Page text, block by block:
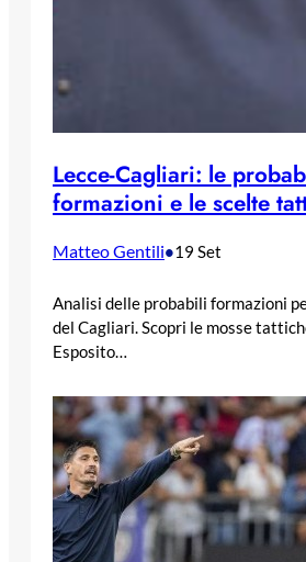
Lecce-Cagliari: le
formazioni e le scelte
Matteo Gentili•19 Set
Analisi delle probabili formazioni
del Cagliari. Scopri le mosse
Esposito…